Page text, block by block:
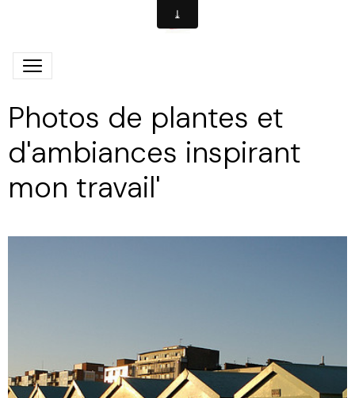
Photos de plantes et
d'ambiances inspirant
mon travail'